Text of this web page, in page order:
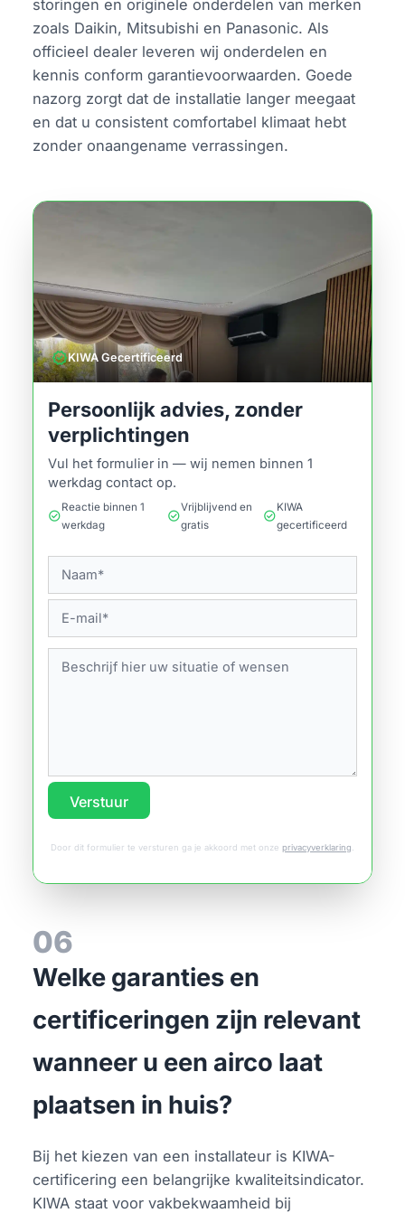
storingen en originele onderdelen van merken
zoals Daikin, Mitsubishi en Panasonic. Als
officieel dealer leveren wij onderdelen en
kennis conform garantievoorwaarden. Goede
nazorg zorgt dat de installatie langer meegaat
en dat u consistent comfortabel klimaat hebt
zonder onaangename verrassingen.
verifiedKIWA Gecertificeerd
Persoonlijk advies, zonder
verplichtingen
Vul het formulier in — wij nemen binnen 1
werkdag contact op.
check_circle
Reactie binnen 1
werkdag
check_circle
Vrijblijvend en
gratis
check_circle
KIWA
gecertificeerd
Verstuur
Door dit formulier te versturen ga je akkoord met onze privacyverklaring
06
Welke garanties en
certificeringen zijn relevant
wanneer u een airco laat
plaatsen in huis?
Bij het kiezen van een installateur is KIWA-
certificering een belangrijke kwaliteitsindicator.
KIWA staat voor vakbekwaamheid bij